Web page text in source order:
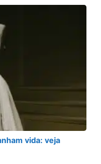
vida: veja